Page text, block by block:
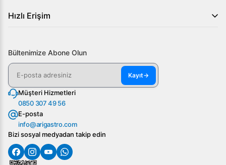
Hızlı Erişim
Bültenimize Abone Olun
Kayıt→
Müşteri Hizmetleri
0850 307 49 56
E-posta
info@arigastro.com
Bizi sosyal medyadan takip edin